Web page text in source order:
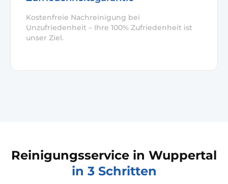
Kostenfreie Nachreinigung bei
Unzufriedenheit – Ihre 100% Zufriedenheit ist
unser Ziel.
Reinigungsservice in Wuppertal
in 3 Schritten